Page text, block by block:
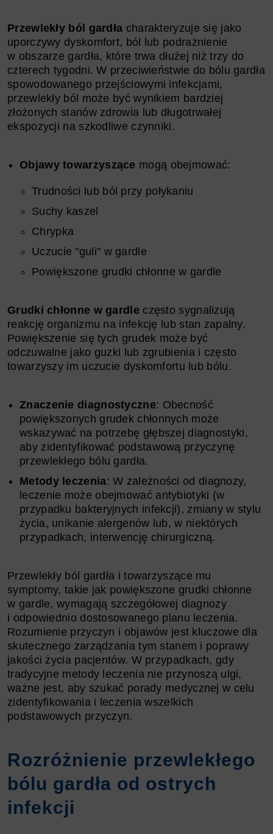
Przewlekły ból gardła charakteryzuje się jako
uporczywy dyskomfort, ból lub podrażnienie
w obszarze gardła, które trwa dłużej niż trzy do
czterech tygodni. W przeciwieństwie do bólu gardła
spowodowanego przejściowymi infekcjami,
przewlekły ból może być wynikiem bardziej
złożonych stanów zdrowia lub długotrwałej
ekspozycji na szkodliwe czynniki.
Objawy towarzyszące mogą obejmować:
Trudności lub ból przy połykaniu
Suchy kaszel
Chrypka
Uczucie "guli" w gardle
Powiększone grudki chłonne w gardle
Grudki chłonne w gardleczęsto sygnalizują
reakcję organizmu na infekcję lub stan zapalny.
Powiększenie się tych grudek może być
odczuwalne jako guzki lub zgrubienia i często
towarzyszy im uczucie dyskomfortu lub bólu.
Znaczenie diagnostyczne: Obecność
powiększonych grudek chłonnych może
wskazywać na potrzebę głębszej diagnostyki,
aby zidentyfikować podstawową przyczynę
przewlekłego bólu gardła.
Metody leczenia: W zależności od diagnozy,
leczenie może obejmować antybiotyki (w
przypadku bakteryjnych infekcji), zmiany w stylu
życia, unikanie alergenów lub, w niektórych
przypadkach, interwencję chirurgiczną.
Przewlekły ból gardła i towarzyszące mu
symptomy, takie jak powiększone grudki chłonne
w gardle, wymagają szczegółowej diagnozy
i odpowiednio dostosowanego planu leczenia.
Rozumienie przyczyn i objawów jest kluczowe dla
skutecznego zarządzania tym stanem i poprawy
jakości życia pacjentów. W przypadkach, gdy
tradycyjne metody leczenia nie przynoszą ulgi,
ważne jest, aby szukać porady medycznej w celu
zidentyfikowania i leczenia wszelkich
podstawowych przyczyn.
Rozróżnienie przewlekłego
bólu gardła od ostrych
infekcji